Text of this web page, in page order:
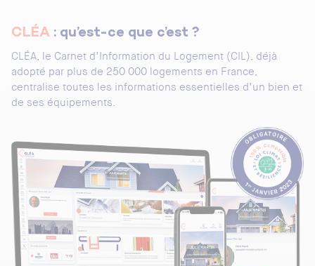
CLÉA : qu’est-ce que c’est ?
CLÉA, le Carnet d’Information du Logement (CIL), déjà
adopté par plus de 250 000 logements en France,
centralise toutes les informations essentielles d’un bien et
de ses équipements.